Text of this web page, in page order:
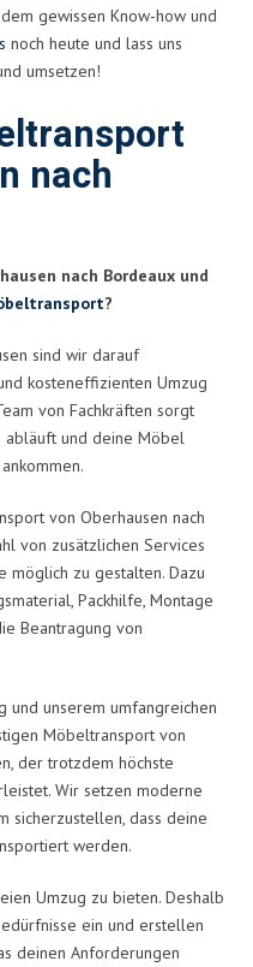
gewissen Know-how und
noch heute und lass uns
umsetzen!
nach
nach Bordeaux und
?
sind wir darauf
kosteneffizienten Umzug
von Fachkräften sorgt
abläuft und deine Möbel
von Oberhausen nach
von zusätzlichen Services
möglich zu gestalten. Dazu
Packhilfe, Montage
Beantragung von
und unserem umfangreichen
Möbeltransport von
der trotzdem höchste
Wir setzen moderne
sicherzustellen, dass deine
werden.
Umzug zu bieten. Deshalb
ein und erstellen
deinen Anforderungen